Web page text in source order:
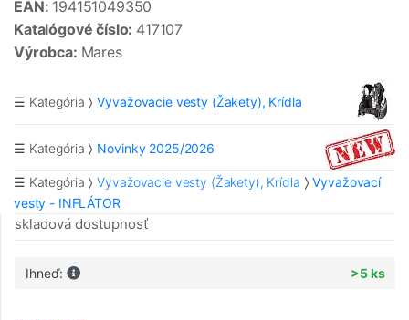
EAN: 194151049350
Katalógové číslo: 417107
Výrobca: Mares
☰ Kategória Vyvažovacie vesty (Žakety), Krídla
☰ Kategória Novinky 2025/2026
☰ Kategória Vyvažovacie vesty (Žakety), Krídla
Vyvažovací
vesty - INFLÁTOR
skladová dostupnosť
Ihneď: >5 ks